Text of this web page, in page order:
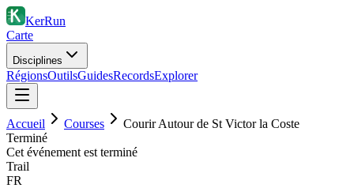
KerRun
Carte
Disciplines
RégionsOutilsGuidesRecordsExplorer
Accueil Courses
Courir Autour de St Victor la Coste
Terminé
Cet événement est terminé
Trail
FR